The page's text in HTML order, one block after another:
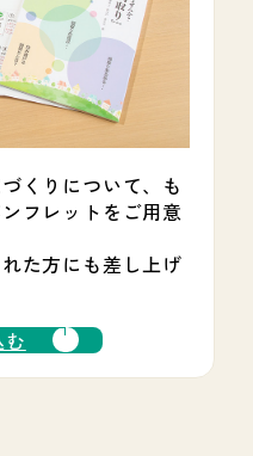
くりについて、も
フレットをご用意
た方にも差し上げ